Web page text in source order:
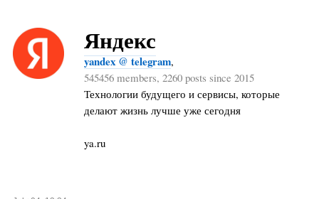
Яндекс
yandex @ telegram,
545456 members, 2260 posts since 2015
Технологии будущего и сервисы, которые
делают жизнь лучше уже сегодня
ya.ru